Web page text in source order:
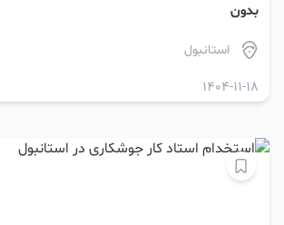
بدون
استانبول
1404-11-18